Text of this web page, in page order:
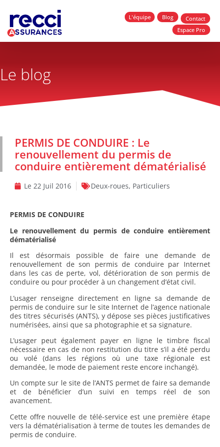
L'équipe Blog
Contact
Espace Pro
Le blog
PERMIS DE CONDUIRE : Le
renouvellement du permis de
conduire entièrement dématérialisé
Le 22 Juil 2016 Deux-roues, Particuliers
PERMIS DE CONDUIRE
Le renouvellement du permis de conduire entièrement
dématérialisé
Il est désormais possible de faire une demande de
renouvellement de son permis de conduire par Internet
dans les cas de perte, vol, détérioration de son permis de
conduire ou pour procéder à un changement d’état civil.
L’usager renseigne directement en ligne sa demande de
permis de conduire sur le site Internet de l’agence nationale
des titres sécurisés (ANTS), y dépose ses pièces justificatives
numérisées, ainsi que sa photographie et sa signature.
L’usager peut également payer en ligne le timbre fiscal
nécessaire en cas de non restitution du titre s’il a été perdu
ou volé (dans les régions où une taxe régionale est
demandée, le mode de paiement reste encore inchangé).
Un compte sur le site de l’ANTS permet de faire sa demande
et de bénéficier d’un suivi en temps réel de son
avancement.
Cette offre nouvelle de télé-service est une première étape
vers la dématérialisation à terme de toutes les demandes de
permis de conduire.